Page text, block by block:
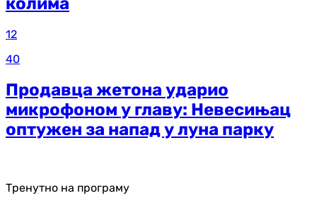
12
40
Продавца жетона ударио
микрофоном у главу: Невесињац
оптужен за напад у луна парку
Тренутно на програму